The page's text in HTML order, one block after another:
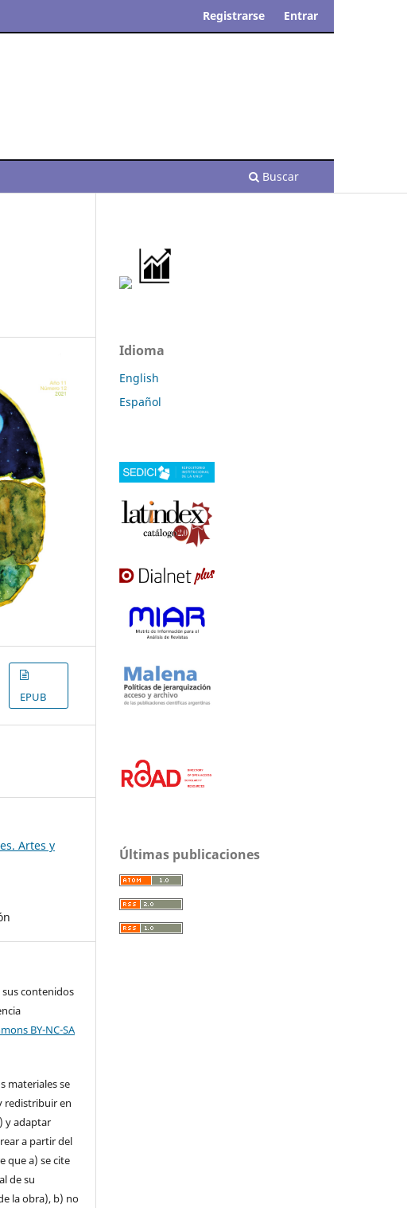
Buscar
Registrarse Entrar
EPUB
Artes y
sus contenidos
BY-NC-SA
materiales se
redistribuir en
y adaptar
a partir del
que a) se cite
de su
la obra), b) no
Idioma
English
Español
Últimas publicaciones